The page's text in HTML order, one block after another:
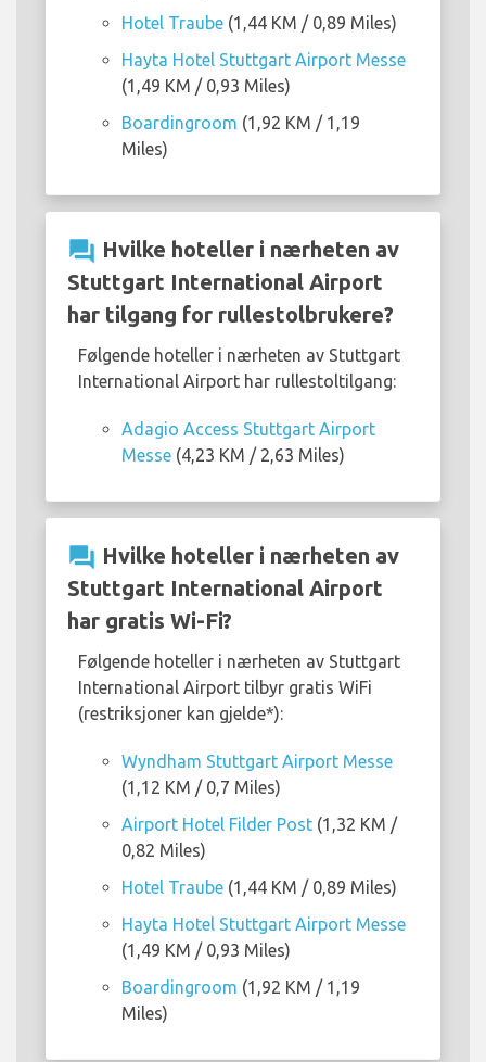
Hotel Traube (1,44 KM / 0,89 Miles)
Hayta Hotel Stuttgart Airport Messe
(1,49 KM / 0,93 Miles)
Boardingroom (1,92 KM / 1,19
Miles)
question_answer Hvilke hoteller i nærheten av
Stuttgart International Airport
har tilgang for rullestolbrukere?
Følgende hoteller i nærheten av Stuttgart
International Airport har rullestoltilgang:
Adagio Access Stuttgart Airport
Messe (4,23 KM / 2,63 Miles)
question_answer Hvilke hoteller i nærheten av
Stuttgart International Airport
har gratis Wi-Fi?
Følgende hoteller i nærheten av Stuttgart
International Airport tilbyr gratis WiFi
(restriksjoner kan gjelde*):
Wyndham Stuttgart Airport Messe
(1,12 KM / 0,7 Miles)
Airport Hotel Filder Post (1,32 KM /
0,82 Miles)
Hotel Traube (1,44 KM / 0,89 Miles)
Hayta Hotel Stuttgart Airport Messe
(1,49 KM / 0,93 Miles)
Boardingroom (1,92 KM / 1,19
Miles)